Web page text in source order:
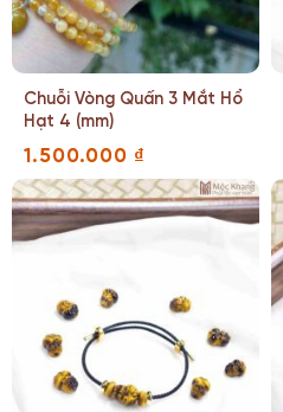
Chuỗi Vòng Quấn 3 Mắt Hổ
Hạt 4 (mm)
1.500.000 ₫